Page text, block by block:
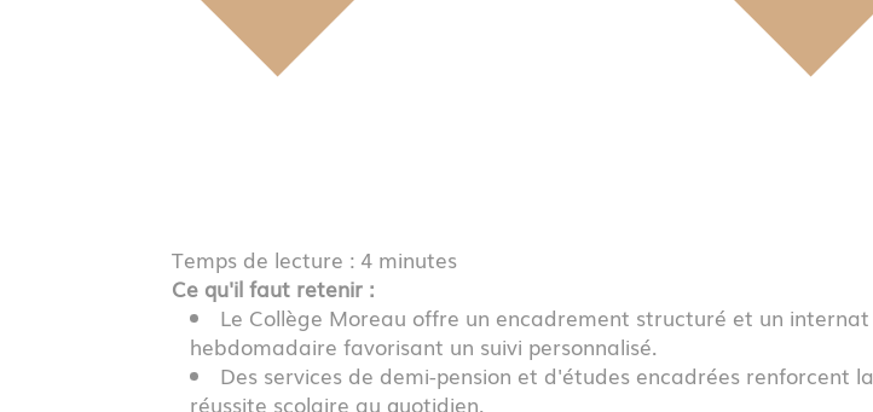
Temps de lecture : 4 minutes
Ce qu'il faut retenir :
Le Collège Moreau offre un encadrement structuré et un internat
hebdomadaire favorisant un suivi personnalisé.
Des services de demi-pension et d'études encadrées renforcent la
réussite scolaire au quotidien.